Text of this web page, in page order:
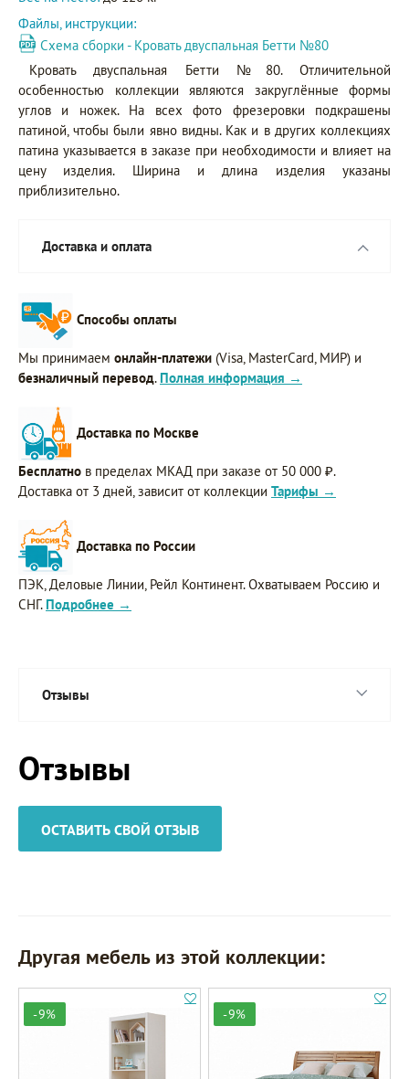
Файлы, инструкции:
Схема сборки - Кровать двуспальная Бетти №80
Кровать двуспальная Бетти №80. Отличительной
особенностью коллекции являются закруглённые формы
углов и ножек. На всех фото фрезеровки подкрашены
патиной, чтобы были явно видны. Как и в других коллекциях
патина указывается в заказе при необходимости и влияет на
цену изделия. Ширина и длина изделия указаны
приблизительно.
Доставка и оплата
Способы оплаты
Мы принимаем онлайн-платежи (Visa, MasterCard, МИР) и
безналичный перевод. Полная информация →
Доставка по Москве
Бесплатно в пределах МКАД при заказе от 50 000 ₽.
Доставка от 3 дней, зависит от коллекции Тарифы →
Доставка по России
ПЭК, Деловые Линии, Рейл Континент. Охватываем Россию и
СНГ. Подробнее →
Отзывы
Отзывы
ОСТАВИТЬ СВОЙ ОТЗЫВ
Другая мебель из этой коллекции:
-9% -9%